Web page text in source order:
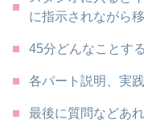
に指示されながら
45分どんなことす
各パート説明、実践
最後に質問などあ